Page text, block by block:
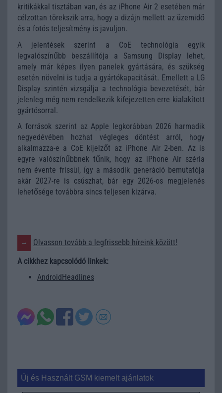
kritikákkal tisztában van, és az iPhone Air 2 esetében már
célzottan törekszik arra, hogy a dizájn mellett az üzemidő
és a fotós teljesítmény is javuljon.
A jelentések szerint a CoE technológia egyik
legvalószínűbb beszállítója a Samsung Display lehet,
amely már képes ilyen panelek gyártására, és szükség
esetén növelni is tudja a gyártókapacitását. Emellett a LG
Display szintén vizsgálja a technológia bevezetését, bár
jelenleg még nem rendelkezik kifejezetten erre kialakított
gyártósorral.
A források szerint az Apple legkorábban 2026 harmadik
negyedévében hozhat végleges döntést arról, hogy
alkalmazza-e a CoE kijelzőt az iPhone Air 2-ben. Az is
egyre valószínűbbnek tűnik, hogy az iPhone Air széria
nem évente frissül, így a második generáció bemutatója
akár 2027-re is csúszhat, bár egy 2026-os megjelenés
lehetősége továbbra sincs teljesen kizárva.
Olvasson tovább a legfrissebb híreink között!
A cikkhez kapcsolódó linkek:
AndroidHeadlines
Új és Használt GSM kiemelt ajánlatok